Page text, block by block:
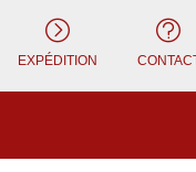
EXPÉDITION